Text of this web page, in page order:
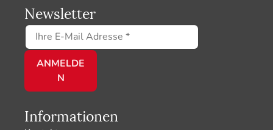
Newsletter
Informationen